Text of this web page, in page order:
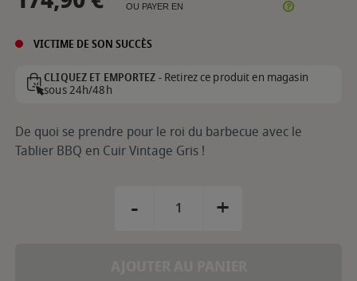
OU PAYER EN
VICTIME DE SON SUCCÈS
CLIQUEZ ET EMPORTEZ -Retirez ce produit en magasin
sous 24h/48h
De quoi se prendre pour le roi du barbecue avec le
Tablier BBQ en Cuir Vintage Gris !
- +